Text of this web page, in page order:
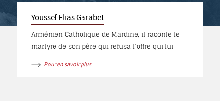
Youssef Elias Garabet
Arménien Catholique de Mardine, il raconte le
martyre de son père qui refusa l’offre qui lui
Syriaque Orthodoxe. Il est l’un des 25 témoins
Pour en savoir plus